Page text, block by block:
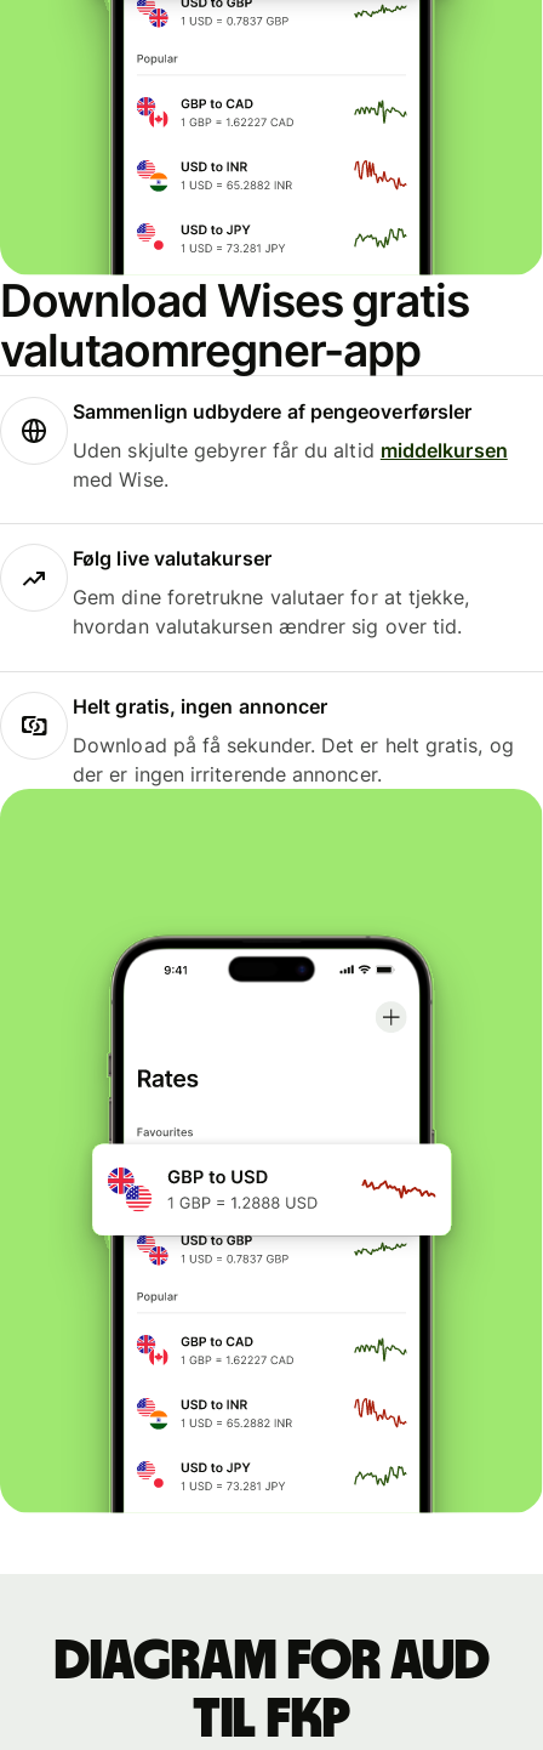
Download Wises gratis
valutaomregner-app
Sammenlign udbydere af pengeoverførsler
Uden skjulte gebyrer får du altid middelkursen
med Wise.
Følg live valutakurser
Gem dine foretrukne valutaer for at tjekke,
hvordan valutakursen ændrer sig over tid.
Helt gratis, ingen annoncer
Download på få sekunder. Det er helt gratis, og
der er ingen irriterende annoncer.
Diagram for AUD
til FKP